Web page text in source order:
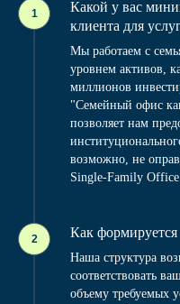
Какой у вас
клиента для
Мы работаем с
уровнем активов,
миллионов
"Семейный офис
позволяет нам
возможно, не
Single-Family
Как
Наша структура
соответствовать
объему требуемых